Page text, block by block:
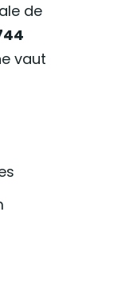
de
vaut